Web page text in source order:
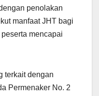
penolakan
manfaat JHT bagi
mencapai
terkait dengan
Permenaker No. 2